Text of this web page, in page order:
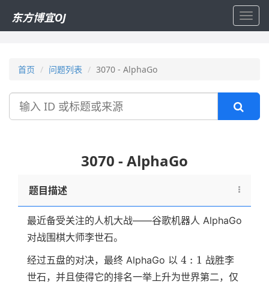
东方博宜OJ
首页 问题列表 3070 - AlphaGo
搜
3070 - AlphaGo
题目描述
最近备受关注的人机大战——谷歌机器人 AlphaGo
对战围棋大师李世石。
经过五盘的对决，最终 AlphaGo 以 4:1
4 : 1 战胜李
世石，并且使得它的排名一举上升为世界第二，仅